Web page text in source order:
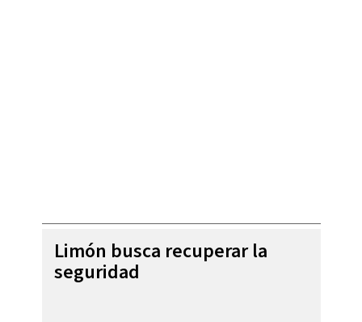
Limón busca recuperar la
seguridad